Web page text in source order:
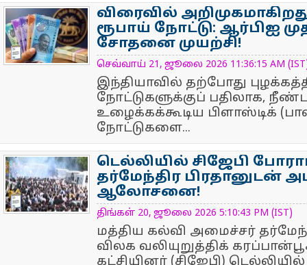
NewsIcon
விரைவில்
ரூபாய் நோட்டு: ஆர்பிஐ
சோதனை முயற்சி!
செவ்வாய் 21, ஜூலை 2026 11:36:15 AM
இந்தியாவில் தற்போது
நோட்டுகளுக்குப் பதிலாக,
உழைக்கக்கூடிய பிளாஸ்டிக்
நோட்டுகளை...
NewsIcon
டெல்லியில் சிஜேபி
தர்மேந்திர பிரதானுடன்
ஆலோசனை!
திங்கள் 20, ஜூலை 2026 5:10:43 PM (IST)
மத்திய கல்வி அமைச்சர்
விலக வலியுறுத்திக்